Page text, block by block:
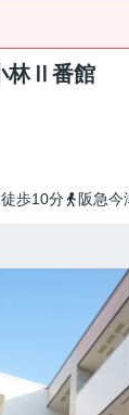
林Ⅱ番館
歩10分
阪急今